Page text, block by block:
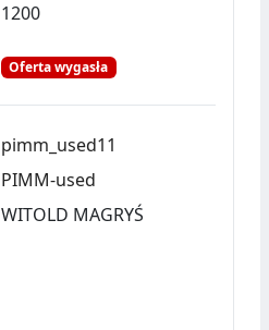
1200
Oferta wygasła
pimm_used11
PIMM-used
WITOLD MAGRYŚ